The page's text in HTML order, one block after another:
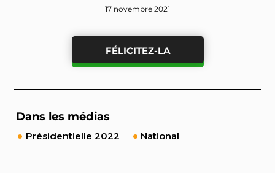
17 novembre 2021
FÉLICITEZ-LA
Dans les médias
Présidentielle 2022 National